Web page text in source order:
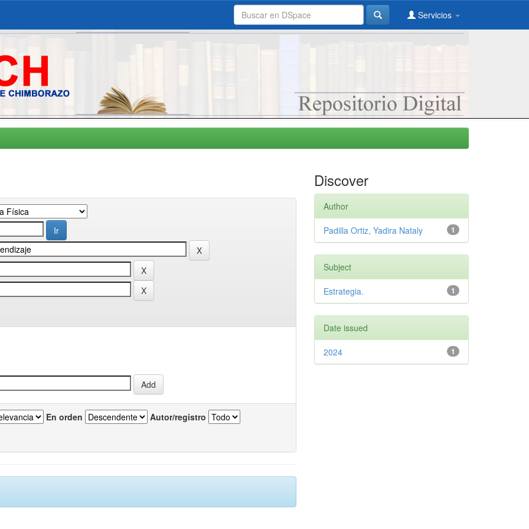
Servicios
En orden Autor/registro
Discover
Author
1
Padilla Ortiz, Yadira Nataly
Subject
1
Estrategia.
Date issued
1
2024